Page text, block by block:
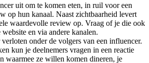
uit om te komen eten, in ruil voor een
op hun kanaal. Naast zichtbaarheid levert
waardevolle review op. Vraag of je die ook
en via andere kanalen.
onder de volgers van een influencer.
kun je deelnemers vragen in een reactie
waarmee ze willen komen dineren, je